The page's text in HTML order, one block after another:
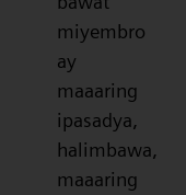
miyembro
ay
maaaring
ipasadya,
halimbawa,
maaaring